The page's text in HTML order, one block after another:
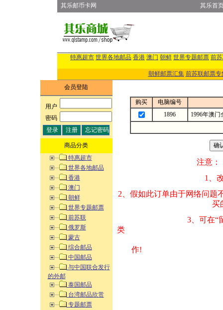
其乐邮币卡网 其乐首
特惠超市 世界各地邮品 香港 澳门 朝鲜 世界专题邮票 前
朝鲜邮票汇集 前苏联邮票专
会员登陆
用户:
密码:
商品分类
特惠超市
世界各地邮品
香港
澳门
朝鲜
世界专题邮票
前苏联
俄罗斯
蒙古
综合邮品
中国邮品
与中国联合发行
的外邮
泰国邮品
台湾邮品欣赏
专题邮票
购买
电脑编号
1896
1996年澳
注意：
1、改变商品数量
2、假如此订单由
买的邮品的“
3、可在“
类 方式告之
作!